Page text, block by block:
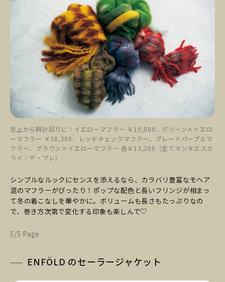
左上から時計回りに：イエローマフラー ￥19,800、グリーン×イエロ
ーマフラー ￥38,500、レッドチェックマフラー、グレー×パープルマ
フラー、ブラウン×イエローマフラー 各￥13,200（全てマンタエスカ
ライ／デ・プレ）
シンプルなルックにセンスを添えるなら、カラバリ豊富なモヘア
混のマフラーがぴったり！ポップな配色と長いフリンジが相まっ
て冬の着こなしを華やかに。ボリュームも長さもたっぷりなの
で、巻き方次第で変化する印象も楽しんで♡
5/5 Page
ENFÖLD のセーラージャケット